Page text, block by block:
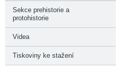
Sekce prehistorie a
protohistorie
Videa
Tiskoviny ke stažení